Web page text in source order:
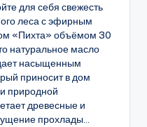
для себя свежесть
леса с эфирным
«Пихта» объёмом 30
натуральное масло
насыщенным
приносит в дом
природной
древесные и
прохлады...